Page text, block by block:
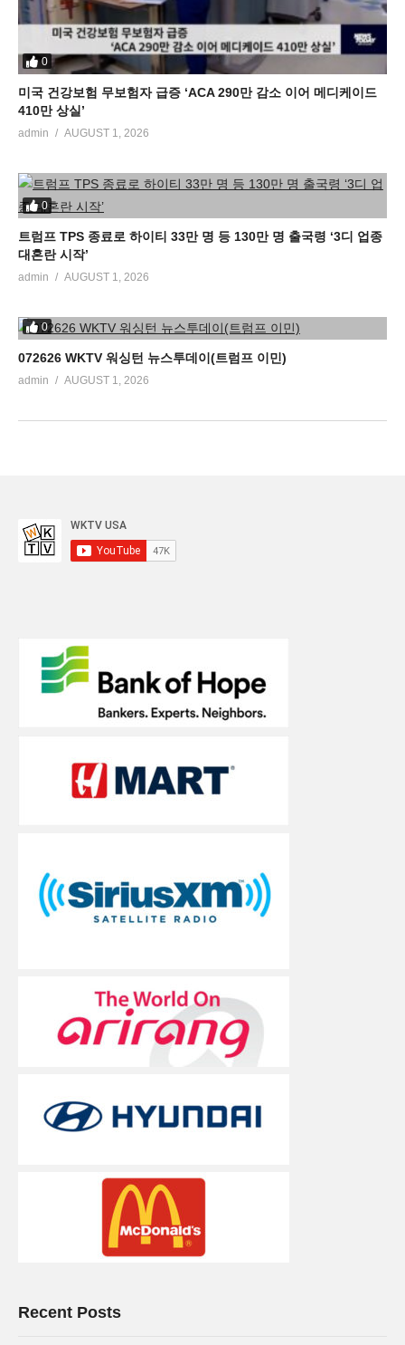
0
미국 건강보험 무보험자 급증 ‘ACA 290만 감소 이어 메디케이드
410만 상실’
admin AUGUST 1, 2026
0
트럼프 TPS 종료로 하이티 33만 명 등 130만 명 출국령 ‘3디 업종
대혼란 시작’
admin AUGUST 1, 2026
0
072626 WKTV 워싱턴 뉴스투데이(트럼프 이민)
admin AUGUST 1, 2026
Recent Posts